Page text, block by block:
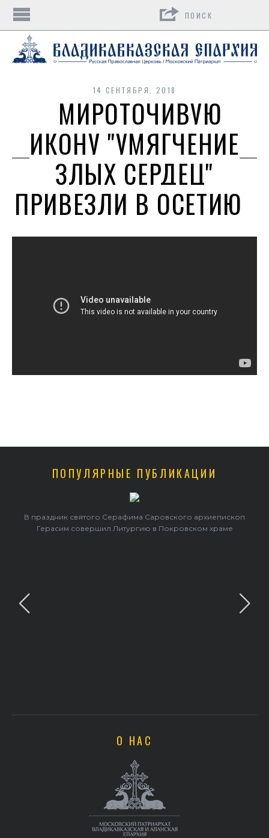
14 СЕНТЯБРЯ, 2018
МИРОТОЧИВУЮ
ИКОНУ "УМЯГЧЕНИЕ
ЗЛЫХ СЕРДЕЦ"
ПРИВЕЗЛИ В ОСЕТИЮ
ПОПУЛЯРНЫЕ ПУБЛИКАЦИИ
В праздник святого Серафима Саровского архиепископ
Герасим совершил Литургию в Покровском храме
О НАС